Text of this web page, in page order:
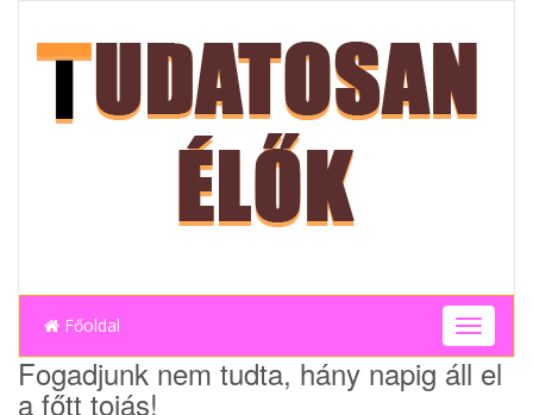
Főoldal
T
o
Fogadjunk nem tudta, hány napig áll el
a főtt tojás!